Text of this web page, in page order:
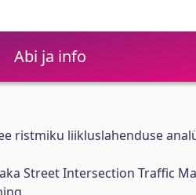
Abi ja info
ristmiku liikluslahenduse
Street Intersection Traffic